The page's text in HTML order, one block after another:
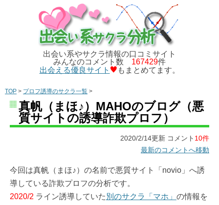
出会い系やサクラ情報の口コミサイト
みんなのコメント数 167429件
出会える優良サイト
もまとめてます。
TOP > プロフ誘導のサクラ一覧 >
真帆（まほ♪）MAHOのブログ（悪
質サイトの誘導詐欺プロフ）
2020/2/14更新 コメント 10件
最新のコメントへ移動
今回は真帆（まほ♪）の名前で悪質サイト「novio」へ誘
導している詐欺プロフの分析です。
2020/2 ライン誘導していた 別のサクラ「マホ」 の情報を